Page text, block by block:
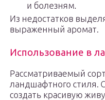
и болезням.
Из недостатков
выраженный аромат.
Использование в
Рассматриваемый
ландшафтного стиля.
создать красивую